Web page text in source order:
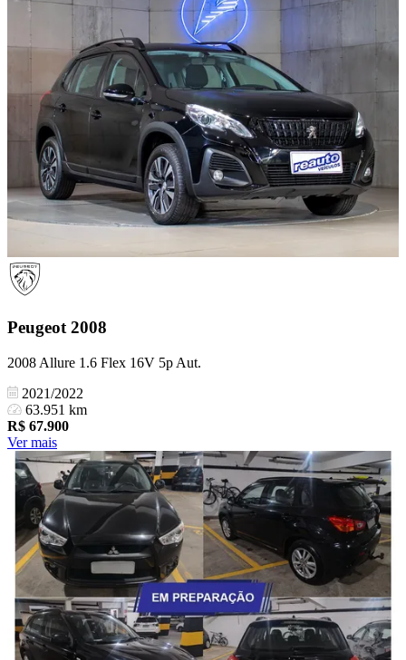
Peugeot 2008
2008 Allure 1.6 Flex 16V 5p Aut.
2021/2022
63.951 km
R$ 67.900
Ver mais